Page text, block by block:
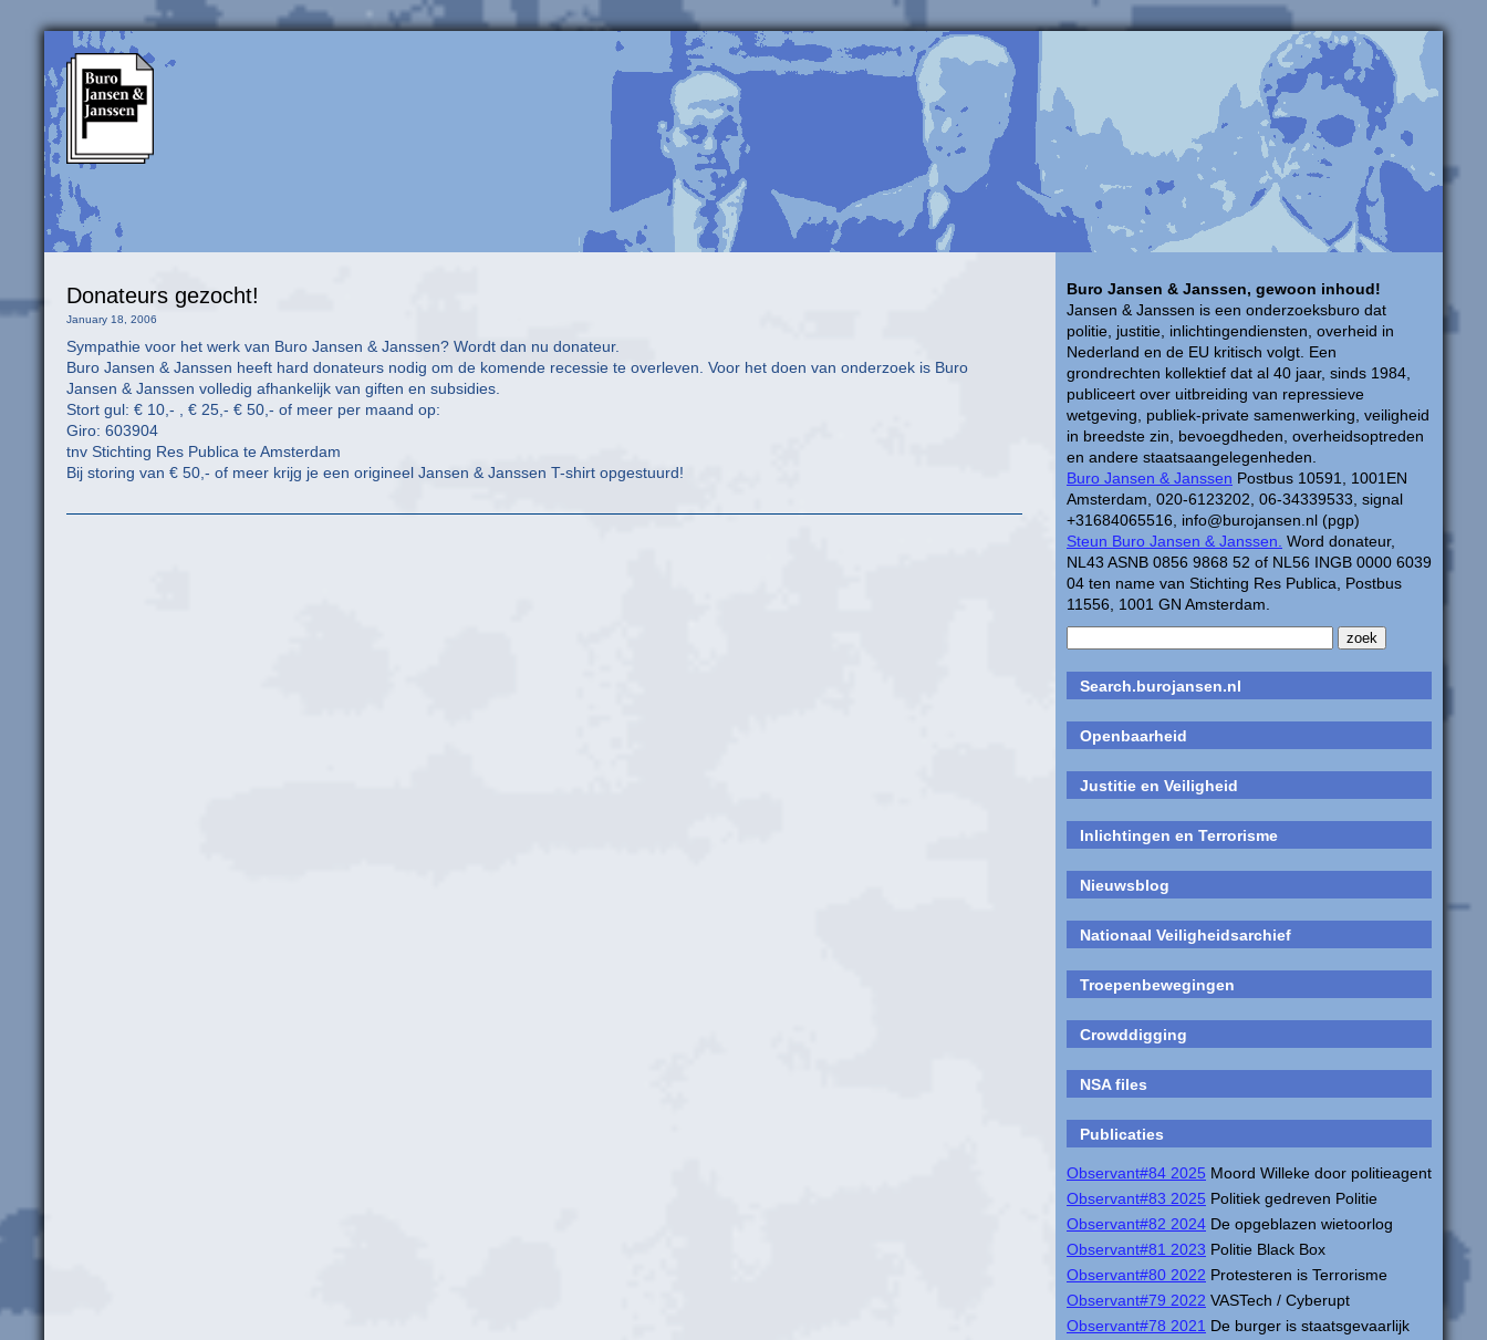
Buro Jansen & Janssen, gewoon inhoud!
Jansen & Janssen is een onderzoeksburo dat
politie, justitie, inlichtingendiensten, overheid in
Nederland en de EU kritisch volgt. Een
grondrechten kollektief dat al 40 jaar, sinds 1984,
publiceert over uitbreiding van repressieve
wetgeving, publiek-private samenwerking, veiligheid
in breedste zin, bevoegdheden, overheidsoptreden
en andere staatsaangelegenheden.
Buro Jansen & Janssen Postbus 10591, 1001EN
Amsterdam, 020-6123202, 06-34339533, signal
+31684065516, info@burojansen.nl (pgp)
Steun Buro Jansen & Janssen. Word donateur,
NL43 ASNB 0856 9868 52 of NL56 INGB 0000 6039
04 ten name van Stichting Res Publica, Postbus
11556, 1001 GN Amsterdam.
Search.burojansen.nl
Openbaarheid
Justitie en Veiligheid
Inlichtingen en Terrorisme
Nieuwsblog
Nationaal Veiligheidsarchief
Troepenbewegingen
Crowddigging
NSA files
Publicaties
Observant#84 2025 Moord Willeke door politieagent
Observant#83 2025 Politiek gedreven Politie
Observant#82 2024 De opgeblazen wietoorlog
Observant#81 2023 Politie Black Box
Observant#80 2022 Protesteren is Terrorisme
Observant#79 2022 VASTech / Cyberupt
Observant#78 2021 De burger is staatsgevaarlijk
Donateurs gezocht!
January 18, 2006
Sympathie voor het werk van Buro Jansen & Janssen? Wordt dan nu donateur.
Buro Jansen & Janssen heeft hard donateurs nodig om de komende recessie te overleven. Voor het doen van onderzoek is Buro
Jansen & Janssen volledig afhankelijk van giften en subsidies.
Stort gul: € 10,- , € 25,- € 50,- of meer per maand op:
Giro: 603904
tnv Stichting Res Publica te Amsterdam
Bij storing van € 50,- of meer krijg je een origineel Jansen & Janssen T-shirt opgestuurd!